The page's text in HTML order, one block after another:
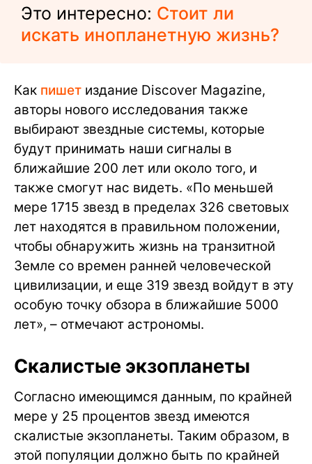
Это интересно: Стоит ли
искать инопланетную жизнь?
Как пишет издание Discover Magazine,
авторы нового исследования также
выбирают звездные системы, которые
будут принимать наши сигналы в
ближайшие 200 лет или около того, и
также смогут нас видеть. «По меньшей
мере 1715 звезд в пределах 326 световых
лет находятся в правильном положении,
чтобы обнаружить жизнь на транзитной
Земле со времен ранней человеческой
цивилизации, и еще 319 звезд войдут в эту
особую точку обзора в ближайшие 5000
лет», – отмечают астрономы.
Скалистые экзопланеты
Согласно имеющимся данным, по крайней
мере у 25 процентов звезд имеются
скалистые экзопланеты. Таким образом, в
этой популяции должно быть по крайней